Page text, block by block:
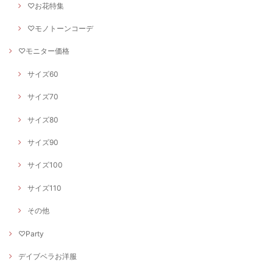
♡お花特集
♡モノトーンコーデ
♡モニター価格
サイズ60
サイズ70
サイズ80
サイズ90
サイズ100
サイズ110
その他
♡Party
デイブベラお洋服